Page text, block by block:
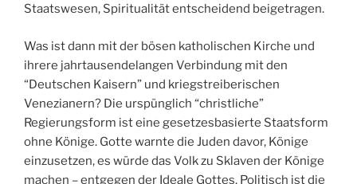
Staatswesen, Spiritualität entscheidend beigetragen.
Was ist dann mit der bösen katholischen Kirche und
ihrere jahrtausendelangen Verbindung mit den
“Deutschen Kaisern” und kriegstreiberischen
Venezianern? Die urspünglich “christliche”
Regierungsform ist eine gesetzesbasierte Staatsform
ohne Könige. Gotte warnte die Juden davor, Könige
einzusetzen, es würde das Volk zu Sklaven der Könige
machen – entgegen der Ideale Gottes. Politisch ist die